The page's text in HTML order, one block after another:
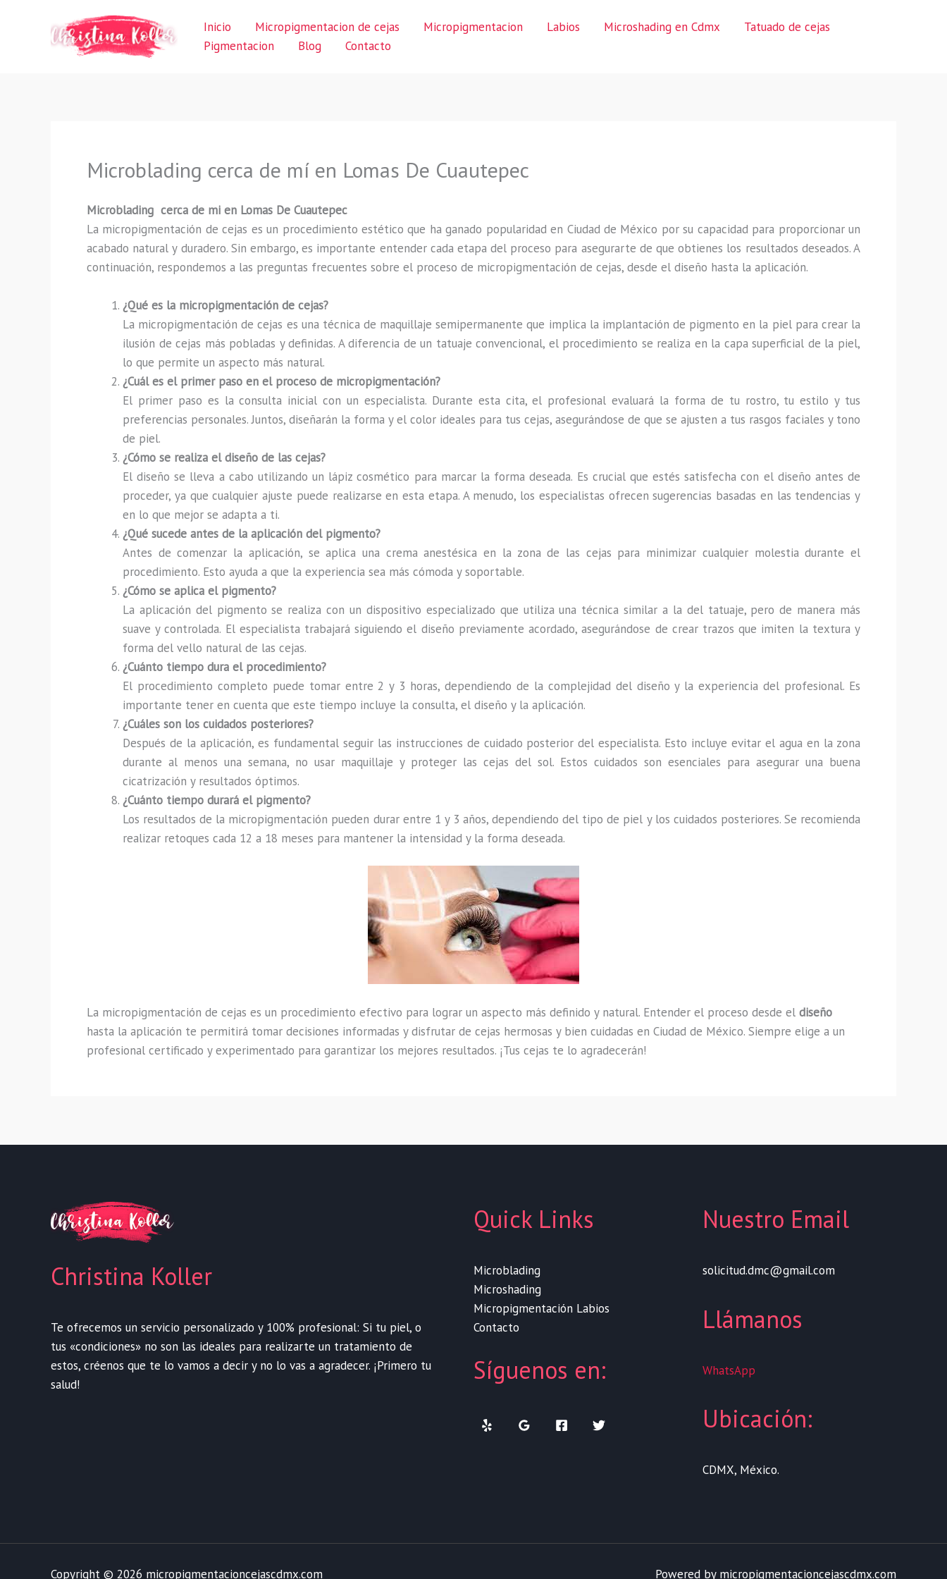
Inicio Micropigmentacion de cejas Micropigmentacion Labios Microshading en Cdmx
Tatuado de cejas
Pigmentacion
Blog Contacto
Microblading cerca de mí en Lomas De Cuautepec
Microblading cerca de mi en Lomas De Cuautepec
La micropigmentación de cejas es un procedimiento estético que ha ganado popularidad en Ciudad de México por su capacidad para proporcionar un
acabado natural y duradero. Sin embargo, es importante entender cada etapa del proceso para asegurarte de que obtienes los resultados deseados. A
continuación, respondemos a las preguntas frecuentes sobre el proceso de micropigmentación de cejas, desde el diseño hasta la aplicación.
¿Qué es la micropigmentación de cejas?
La micropigmentación de cejas es una técnica de maquillaje semipermanente que implica la implantación de pigmento en la piel para crear la
ilusión de cejas más pobladas y definidas. A diferencia de un tatuaje convencional, el procedimiento se realiza en la capa superficial de la piel,
lo que permite un aspecto más natural.
¿Cuál es el primer paso en el proceso de micropigmentación?
El primer paso es la consulta inicial con un especialista. Durante esta cita, el profesional evaluará la forma de tu rostro, tu estilo y tus
preferencias personales. Juntos, diseñarán la forma y el color ideales para tus cejas, asegurándose de que se ajusten a tus rasgos faciales y tono
de piel.
¿Cómo se realiza el diseño de las cejas?
El diseño se lleva a cabo utilizando un lápiz cosmético para marcar la forma deseada. Es crucial que estés satisfecha con el diseño antes de
proceder, ya que cualquier ajuste puede realizarse en esta etapa. A menudo, los especialistas ofrecen sugerencias basadas en las tendencias y
en lo que mejor se adapta a ti.
¿Qué sucede antes de la aplicación del pigmento?
Antes de comenzar la aplicación, se aplica una crema anestésica en la zona de las cejas para minimizar cualquier molestia durante el
procedimiento. Esto ayuda a que la experiencia sea más cómoda y soportable.
¿Cómo se aplica el pigmento?
La aplicación del pigmento se realiza con un dispositivo especializado que utiliza una técnica similar a la del tatuaje, pero de manera más
suave y controlada. El especialista trabajará siguiendo el diseño previamente acordado, asegurándose de crear trazos que imiten la textura y
forma del vello natural de las cejas.
¿Cuánto tiempo dura el procedimiento?
El procedimiento completo puede tomar entre 2 y 3 horas, dependiendo de la complejidad del diseño y la experiencia del profesional. Es
importante tener en cuenta que este tiempo incluye la consulta, el diseño y la aplicación.
¿Cuáles son los cuidados posteriores?
Después de la aplicación, es fundamental seguir las instrucciones de cuidado posterior del especialista. Esto incluye evitar el agua en la zona
durante al menos una semana, no usar maquillaje y proteger las cejas del sol. Estos cuidados son esenciales para asegurar una buena
cicatrización y resultados óptimos.
¿Cuánto tiempo durará el pigmento?
Los resultados de la micropigmentación pueden durar entre 1 y 3 años, dependiendo del tipo de piel y los cuidados posteriores. Se recomienda
realizar retoques cada 12 a 18 meses para mantener la intensidad y la forma deseada.
La micropigmentación de cejas es un procedimiento efectivo para lograr un aspecto más definido y natural. Entender el proceso desde el diseño
hasta la aplicación te permitirá tomar decisiones informadas y disfrutar de cejas hermosas y bien cuidadas en Ciudad de México. Siempre elige a un
profesional certificado y experimentado para garantizar los mejores resultados. ¡Tus cejas te lo agradecerán!
Christina Koller
Te ofrecemos un servicio personalizado y 100% profesional: Si tu piel, o
tus «condiciones» no son las ideales para realizarte un tratamiento de
estos, créenos que te lo vamos a decir y no lo vas a agradecer. ¡Primero tu
salud!
Quick Links
Microblading
Microshading
Micropigmentación Labios
Contacto
Síguenos en:
Nuestro Email
solicitud.dmc@gmail.com
Llámanos
WhatsApp
Ubicación:
CDMX, México.
Copyright © 2026 micropigmentacioncejascdmx.com Powered by micropigmentacioncejascdmx.com